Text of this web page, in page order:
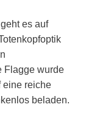
es auf
Flagge wurde
eine reiche
beladen.